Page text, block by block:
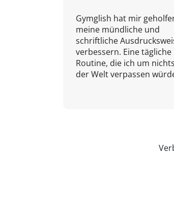
Gymglish hat mir
meine mündliche und
schriftliche
verbessern. Eine tägliche
Routine, die ich um
der Welt verpassen